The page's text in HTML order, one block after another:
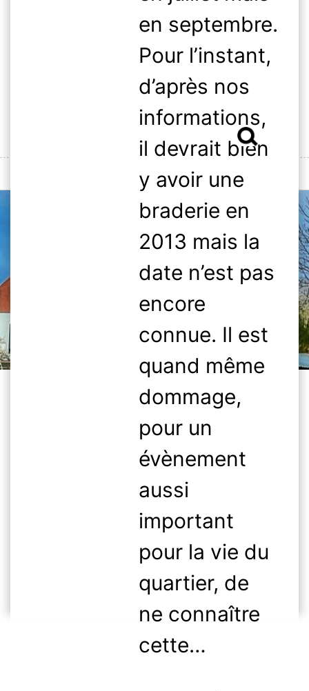
en septembre.
Pour l’instant,
d’après nos
informations,
il devrait bien
y avoir une
braderie en
2013 mais la
date n’est pas
encore
connue. Il est
quand même
dommage,
pour un
évènement
aussi
important
pour la vie du
quartier, de
ne connaître
cette…